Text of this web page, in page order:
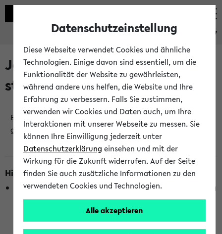
eKVV
Jetzt und in Kürze
stattfindende Veranstaltungen
Es wurden keine jetzt stattfindenden Veranstaltungen
gefunden!
Hinweise zur Liste
Die Anzeige ist semesterübergreifend und nicht abhängig
vom im eKVV gewählten Semester.
Datenschutzeinstellung
Diese Webseite verwendet Cookies und ähnliche
Technologien. Einige davon sind essentiell, um die
Funktionalität der Website zu gewährleisten,
während andere uns helfen, die Website und Ihre
Erfahrung zu verbessern. Falls Sie zustimmen,
verwenden wir Cookies und Daten auch, um Ihre
Interaktionen mit unserer Webseite zu messen. Sie
können Ihre Einwilligung jederzeit unter
Datenschutzerklärung einsehen und mit der
Wirkung für die Zukunft widerrufen. Auf der Seite
finden Sie auch zusätzliche Informationen zu den
verwendeten Cookies und Technologien.
Alle akzeptieren